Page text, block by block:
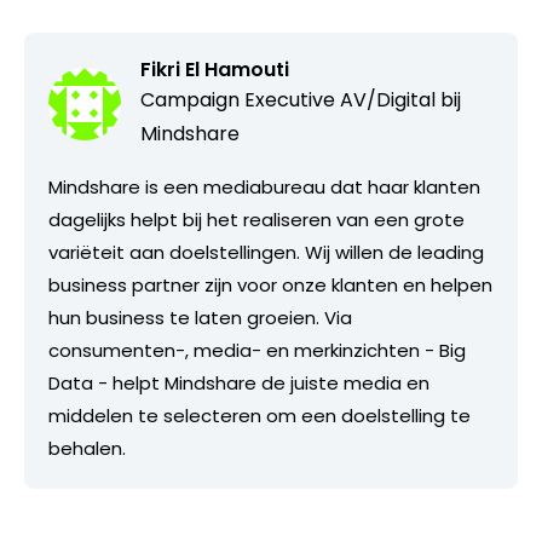
Fikri El Hamouti
Campaign Executive AV/Digital bij
Mindshare
Mindshare is een mediabureau dat haar klanten
dagelijks helpt bij het realiseren van een grote
variëteit aan doelstellingen. Wij willen de leading
business partner zijn voor onze klanten en helpen
hun business te laten groeien. Via
consumenten-, media- en merkinzichten - Big
Data - helpt Mindshare de juiste media en
middelen te selecteren om een doelstelling te
behalen.